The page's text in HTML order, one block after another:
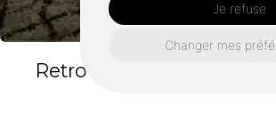
Je refuse
Changer mes
Retrouvez nous